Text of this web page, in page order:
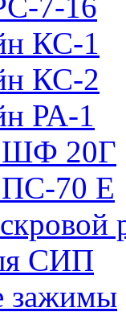
7-16
КС-1
КС-2
РА-1
ШФ 20Г
ПС-70 Е
СИП
зажимы